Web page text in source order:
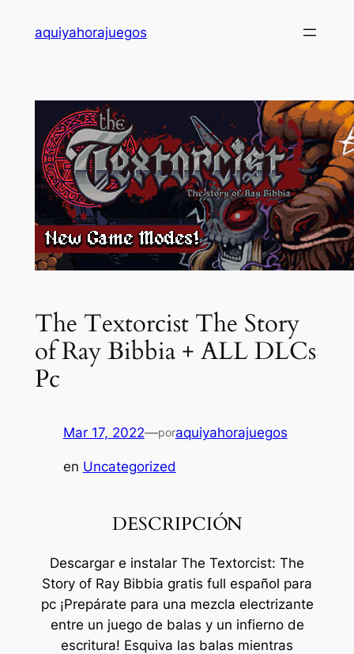
aquiyahorajuegos
The Textorcist The Story
of Ray Bibbia + ALL DLCs
Pc
Mar 17, 2022—poraquiyahorajuegos
en Uncategorized
DESCRIPCIÓN
Descargar e instalar The Textorcist: The
Story of Ray Bibbia gratis full español para
pc ¡Prepárate para una mezcla electrizante
entre un juego de balas y un infierno de
escritura! Esquiva las balas mientras